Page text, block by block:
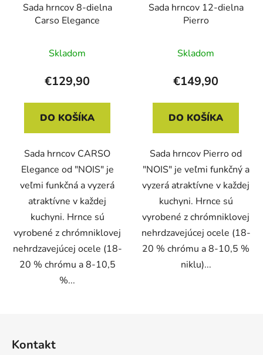
Sada hrncov 8-dielna
Carso Elegance
Skladom
€129,90
DO KOŠÍKA
Sada hrncov CARSO
Elegance od "NOIS" je
veľmi funkčná a vyzerá
atraktívne v každej
kuchyni. Hrnce sú
vyrobené z chrómniklovej
nehrdzavejúcej ocele (18-
20 % chrómu a 8-10,5
%...
Sada hrncov 12-dielna
Pierro
Skladom
€149,90
DO KOŠÍKA
Sada hrncov Pierro od
"NOIS" je veľmi funkčný a
vyzerá atraktívne v každej
kuchyni. Hrnce sú
vyrobené z chrómniklovej
nehrdzavejúcej ocele (18-
20 % chrómu a 8-10,5 %
niklu)...
Kontakt